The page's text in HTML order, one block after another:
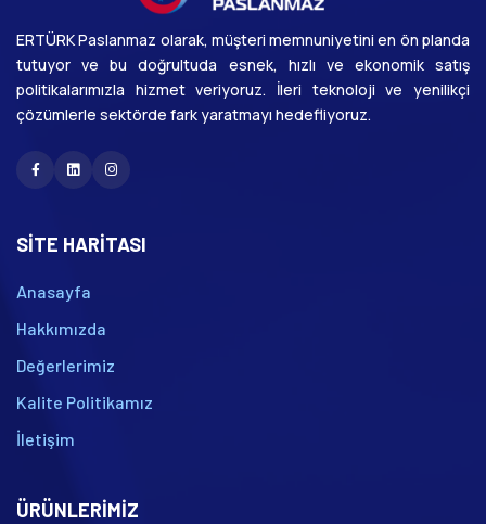
ERTÜRK Paslanmaz olarak, müşteri memnuniyetini en ön planda
tutuyor ve bu doğrultuda esnek, hızlı ve ekonomik satış
politikalarımızla hizmet veriyoruz. İleri teknoloji ve yenilikçi
çözümlerle sektörde fark yaratmayı hedefliyoruz.
FacebookLinkedinInstagram
SITE HARITASI
Anasayfa
Hakkımızda
Değerlerimiz
Kalite Politikamız
İletişim
ÜRÜNLERIMIZ